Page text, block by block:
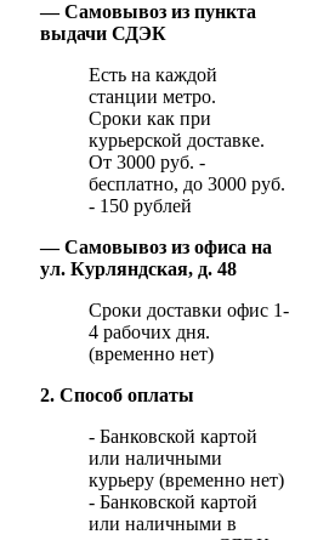
— Самовывоз из пункта
выдачи СДЭК
Есть на каждой
станции метро.
Сроки как при
курьерской доставке.
От 3000 руб. -
бесплатно, до 3000 руб.
- 150 рублей
— Самовывоз из офиса на
ул. Курляндская, д. 48
Сроки доставки офис 1-
4 рабочих дня.
(временно нет)
2. Способ оплаты
- Банковской картой
или наличными
курьеру (временно нет)
- Банковской картой
или наличными в